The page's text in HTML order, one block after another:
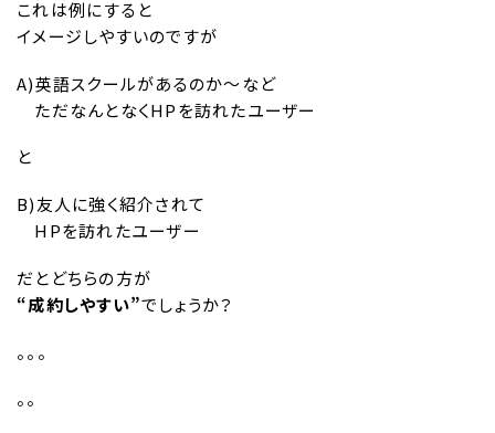
これは例にすると
イメージしやすいのですが
A)英語スクールがあるのか〜など
ただなんとなくHPを訪れたユーザー
と
B)友人に強く紹介されて
HPを訪れたユーザー
だとどちらの方が
“成約しやすい”でしょうか？
。。。
。。